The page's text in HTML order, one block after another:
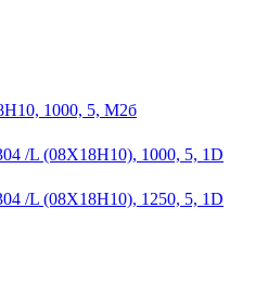
1000, 5, М2б
/L (08Х18Н10), 1000, 5, 1D
/L (08Х18Н10), 1250, 5, 1D